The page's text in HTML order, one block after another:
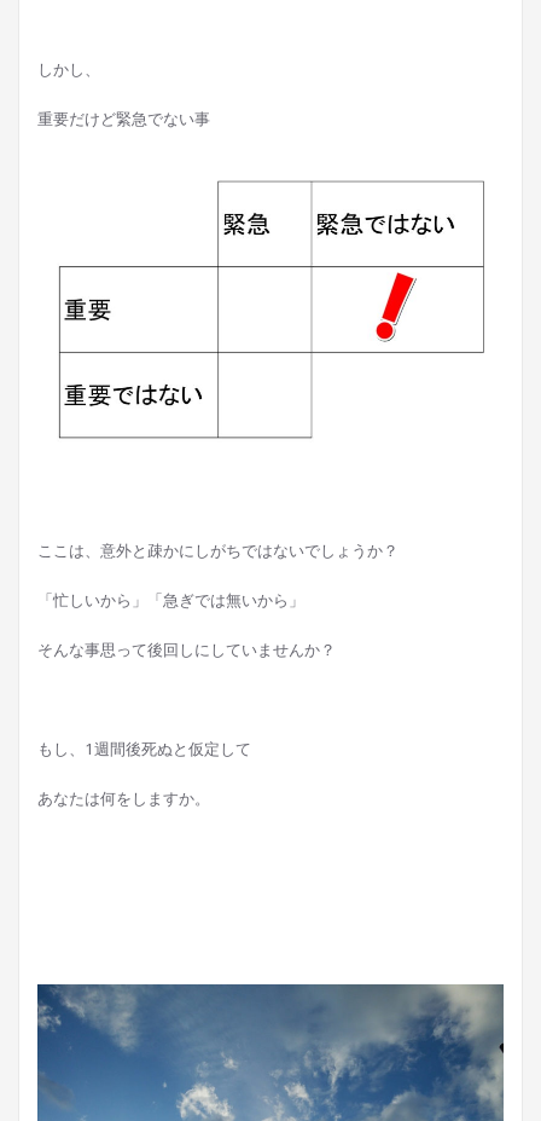
しかし、
重要だけど緊急でない事
ここは、意外と疎かにしがちではないでしょうか？
「忙しいから」「急ぎでは無いから」
そんな事思って後回しにしていませんか？
もし、1週間後死ぬと仮定して
あなたは何をしますか。